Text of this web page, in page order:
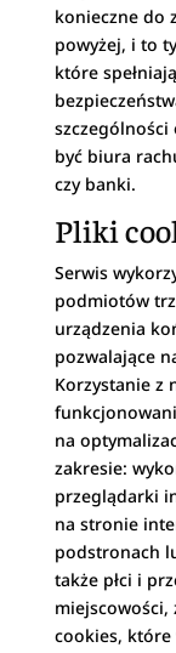
konieczne do
powyżej, i to
które
być biura
czy banki.
Pliki
Serwis
podmiotów
urządzenia
pozwalające
Korzystanie z
na
zakresie:
przeglądarki
na stronie
podstronach
także płci i
miejscowości,
cookies, które